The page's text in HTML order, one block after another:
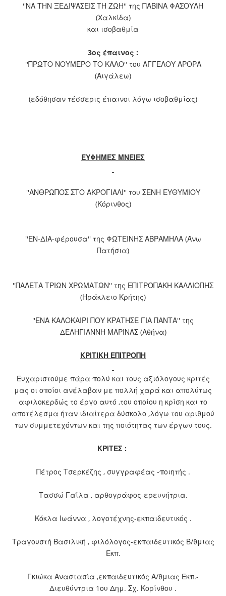
''ΝΑ ΤΗΝ ΞΕΔΙΨΑΣΕΙΣ ΤΗ ΖΩΗ'' της ΠΑΒΙΝΑ ΦΑΣΟΥΛΗ
(Χαλκίδα)
και ισοβαθμία
3ος έπαινος :
''ΠΡΩΤΟ ΝΟΥΜΕΡΟ ΤΟ ΚΑΛΟ'' του ΑΓΓΕΛΟΥ ΑΡΟΡΑ
(Αιγάλεω)
(εδόθησαν τέσσερις έπαινοι λόγω ισοβαθμίας)
ΕΥΦΗΜΕΣ ΜΝΕΙΕΣ
''ΑΝΘΡΩΠΟΣ ΣΤΟ ΑΚΡΟΓΙΑΛΙ'' του ΣΕΝΗ ΕΥΘΥΜΙΟΥ
(Κόρινθος)
''ΕΝ-ΔΙΑ-φέρουσα'' της ΦΩΤΕΙΝΗΣ ΑΒΡΑΜΗΛΑ (Άνω
Πατήσια)
''ΠΑΛΕΤΑ ΤΡΙΩΝ ΧΡΩΜΑΤΩΝ'' της ΕΠΙΤΡΟΠΑΚΗ ΚΑΛΛΙΟΠΗΣ
(Ηράκλειο Κρήτης)
''ΕΝΑ ΚΑΛΟΚΑΙΡΙ ΠΟΥ ΚΡΑΤΗΣΕ ΓΙΑ ΠΑΝΤΑ'' της
ΔΕΛΗΓΙΑΝΝΗ ΜΑΡΙΝΑΣ (Αθήνα)
ΚΡΙΤΙΚΗ ΕΠΙΤΡΟΠΗ
Ευχαριστούμε πάρα πολύ και τους αξιόλογους κριτές
μας οι οποίοι ανέλαβαν με πολλή χαρά και απολύτως
αφιλοκερδώς το έργο αυτό ,του οποίου η κρίση και το
αποτέλεσμα ήταν ιδιαίτερα δύσκολο ,λόγω του αριθμού
των συμμετεχόντων και της ποιότητας των έργων τους.
ΚΡΙΤΕΣ :
Πέτρος Τσερκέζης , συγγραφέας -ποιητής .
Τασσώ Γαΐλα , αρθογράφος-ερευνήτρια.
Κόκλα Ιωάννα , λογοτέχνης-εκπαιδευτικός .
Τραγουστή Βασιλική , φιλόλογος-εκπαιδευτικός Β/θμιας
Εκπ.
Γκιώκα Αναστασία ,εκπαιδευτικός Α/θμιας Εκπ.-
Διευθύντρια 1ου Δημ. Σχ. Κορίνθου .